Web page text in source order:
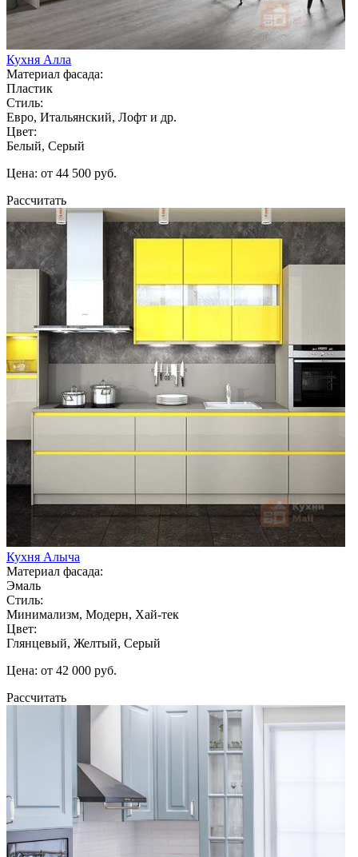
Кухня Алла
Материал фасада:
Пластик
Стиль:
Евро, Итальянский, Лофт и др.
Цвет:
Белый, Серый
Цена: от 44 500 руб.
Рассчитать
Кухня Алыча
Материал фасада:
Эмаль
Стиль:
Минимализм, Модерн, Хай-тек
Цвет:
Глянцевый, Желтый, Серый
Цена: от 42 000 руб.
Рассчитать